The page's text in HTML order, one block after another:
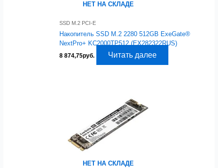
НЕТ НА СКЛАДЕ
SSD M.2 PCI-E
Накопитель SSD M.2 2280 512GB ExeGate®
NextPro+ KC2000TP512 (EX282322RUS)
8 874,75руб. Читать далее
НЕТ НА СКЛАДЕ